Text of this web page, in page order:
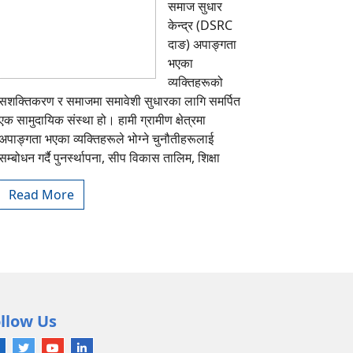
समाज सुधार
केन्द्र (DSRC
दाङ) अपाङ्गता
भएका
व्यक्तिहरूको
र समाजमा समावेशी सुधारका लागि समर्पित
सामुदायिक संस्था हो। हामी ग्रामीण क्षेत्रमा
भएका व्यक्तिहरूले भोग्ने चुनौतीहरूलाई
गर्दै पुनर्स्थापना, सीप विकास तालिम, शिक्षा
Read More
Us